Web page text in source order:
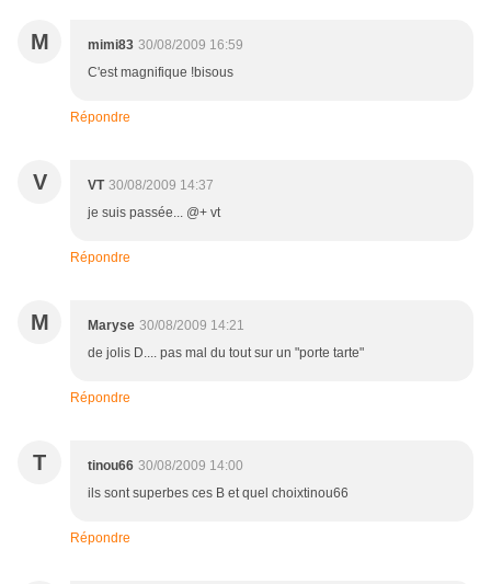
M mimi83 30/08/2009 16:59
C'est magnifique !bisous
Répondre
V VT 30/08/2009 14:37
je suis passée... @+ vt
Répondre
M Maryse 30/08/2009 14:21
de jolis D.... pas mal du tout sur un "porte tarte"
Répondre
T tinou66 30/08/2009 14:00
ils sont superbes ces B et quel choixtinou66
Répondre